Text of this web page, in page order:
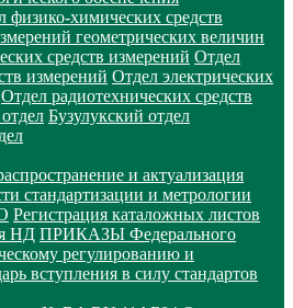
физико-химических средств
геометрических величин
средств измерений Отдел
измерений Отдел электрических
Отдел радиотехнических средств
Бузулукский отдел
и актуализация
стандартизации и метрологии
Регистрация каталожных листов
НД ПРИКАЗЫ Федерального
регулированию и
вступления в силу стандартов